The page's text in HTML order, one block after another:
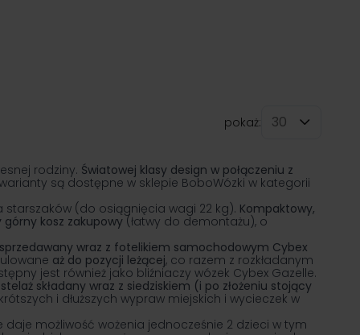
pokaż:
rodziny. Światowej klasy design w połączeniu z
są dostępne w sklepie BoboWózki w kategorii
(do osiągnięcia wagi 22 kg). Kompaktowy,
górny kosz zakupowy(łatwy do demontażu), o
wraz z fotelikiem samochodowym Cybex
aż do pozycji leżącej, co razem z rozkładanym
jest również jako bliźniaczy wózek Cybex Gazelle.
stelaż składany wraz z siedziskiem (i po złożeniu stojący
i dłuższych wypraw miejskich i wycieczek w
możliwość wożenia jednocześnie 2 dzieci w tym